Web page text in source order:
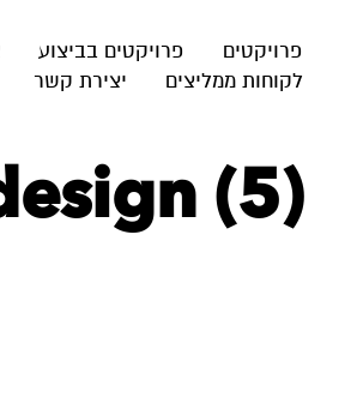
פרויקטים פרויקטים בביצוע
לקוחות ממליצים
יצירת קשר
(5)